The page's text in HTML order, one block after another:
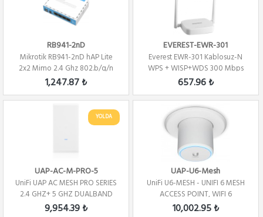
RB941-2nD
Mikrotik RB941-2nD hAP Lite
2x2 Mimo 2.4 Ghz 802.b/g/n
Wifi ...
1,247.87 ₺
EVEREST-EWR-301
Everest EWR-301 Kablosuz-N
WPS + WISP+WDS 300 Mbps
Repeater+Access...
657.96 ₺
YOLDA
UAP-AC-M-PRO-5
UniFi UAP AC MESH PRO SERIES
2.4 GHZ+ 5 GHZ DUALBAND
5PACK
9,954.39 ₺
UAP-U6-Mesh
UniFi U6-MESH - UNIFI 6 MESH
ACCESS POINT, WIFI 6
10,002.95 ₺